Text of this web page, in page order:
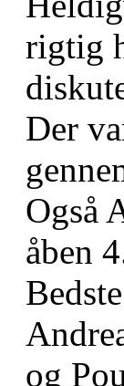
rigtig
Der
Også
åben
og